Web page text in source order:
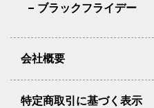
ブラックフライデー
会社概要
特定商取引に基づく表示